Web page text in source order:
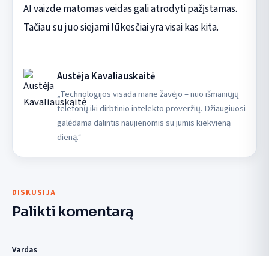
AI vaizde matomas veidas gali atrodyti pažįstamas.
Tačiau su juo siejami lūkesčiai yra visai kas kita.
Austėja Kavaliauskaitė
„Technologijos visada mane žavėjo – nuo išmaniųjų
telefonų iki dirbtinio intelekto proveržių. Džiaugiuosi
galėdama dalintis naujienomis su jumis kiekvieną
dieną.“
DISKUSIJA
Palikti komentarą
Vardas